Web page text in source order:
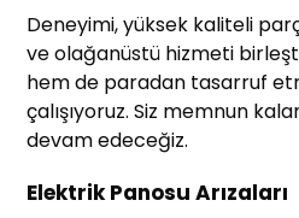
Deneyimi, yüksek kaliteli
ve olağanüstü hizmeti
hem de paradan tasarruf
çalışıyoruz. Siz memnun
devam edeceğiz.
Elektrik Panosu Arızaları